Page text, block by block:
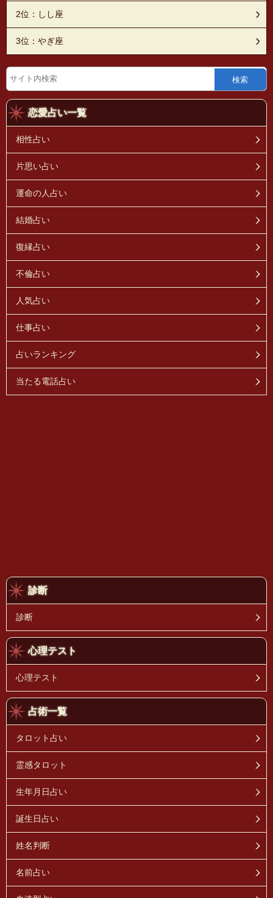
2位：しし座
3位：やぎ座
検索
恋愛占い一覧
相性占い
片思い占い
運命の人占い
結婚占い
復縁占い
不倫占い
人気占い
仕事占い
占いランキング
当たる電話占い
診断
診断
心理テスト
心理テスト
占術一覧
タロット占い
霊感タロット
生年月日占い
誕生日占い
姓名判断
名前占い